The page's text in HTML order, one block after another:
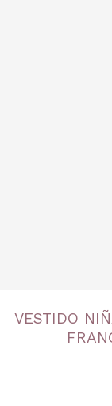
4
VESTIDO